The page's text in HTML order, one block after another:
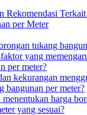
Rekomendasi
per Meter
tukang
yang
per meter?
kekurangan
bangunan per meter?
menentukan harga
yang sesuai?